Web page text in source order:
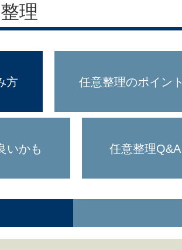
理
方 任意整理のポイント
いかも 任意整理Q&A